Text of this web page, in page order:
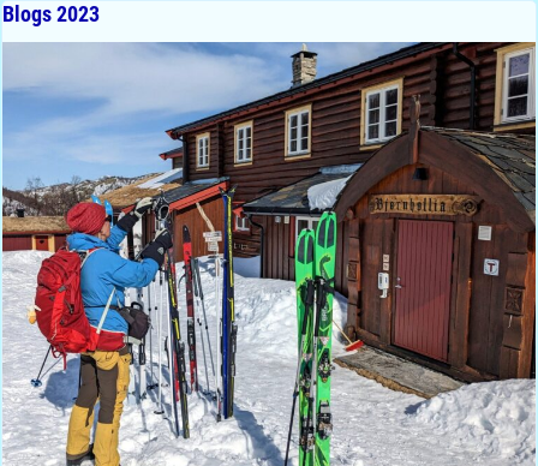
Blogs 2023